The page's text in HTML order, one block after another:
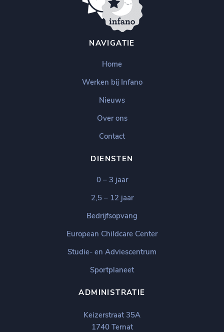
NAVIGATIE
Home
Werken bij Infano
Nieuws
Over ons
Contact
DIENSTEN
0 – 3 jaar
2,5 – 12 jaar
Bedrijfsopvang
European Childcare Center
Studie- en Adviescentrum
Sportplaneet
ADMINISTRATIE
Keizerstraat 35A
1740 Ternat